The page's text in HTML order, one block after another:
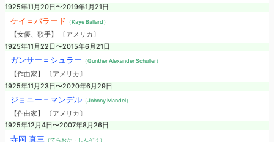
1925年11月20日〜2019年1月21日
ケイ＝バラード （Kaye Ballard）
【女優、歌手】 〔アメリカ〕
1925年11月22日〜2015年6月21日
ガンサー＝シュラー （Gunther Alexander Schuller）
【作曲家】 〔アメリカ〕
1925年11月23日〜2020年6月29日
ジョニー＝マンデル（Johnny Mandel）
【作曲家】 〔アメリカ〕
1925年12月4日〜2007年8月26日
寺岡 真三 （てらおか・しんぞう）